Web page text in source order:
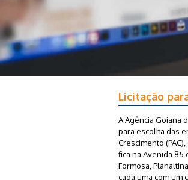
Licitação
A Agência Goiana
para escolha das
Crescimento
fica na Avenida 85
Formosa,
cada uma com um